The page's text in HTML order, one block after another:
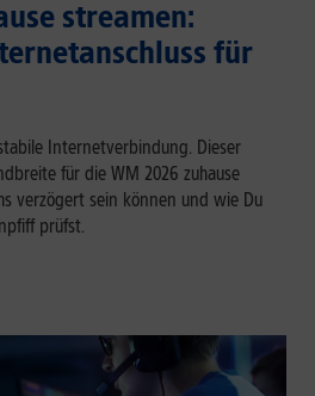
streamen:
für
Internetverbindung. Dieser
für die WM 2026 zuhause
verzögert sein können und wie Du
prüfst.